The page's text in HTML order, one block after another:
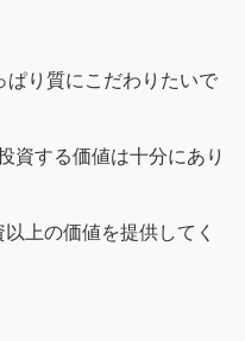
ぱり質にこだわりたいで
資する価値は十分にあり
上の価値を提供してく